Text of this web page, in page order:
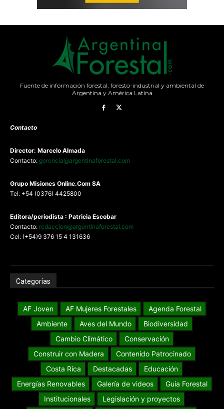
Fuente de información forestal, foresto-industrial y ambiental de
Argentina y América Latina
Contacto
Director: Marcelo Almada
Contacto: gerencia@argentinaforestal.com
Grupo Misiones Online.Com SA
Tel: +54 (0376) 4425800
Editora/periodista : Patricia Escobar
Contacto: redaccion@argentinaforestal.com
Cel: (+54)9 376 15 4 131636
Categorías
AF Joven AF Mujeres Forestales
Agenda Forestal
Ambiente
Aves del Mundo
Biodiversidad
Cambio Climático
Conservación
Construir con Madera
Contenido Patrocinado
Costa Rica
Destacadas
Educación
Energías Renovables
Galería de videos
Guia Forestal
Institucionales
Legislación y proyectos